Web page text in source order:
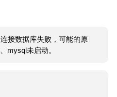
接数据库失败，可能的原
mysql未启动。